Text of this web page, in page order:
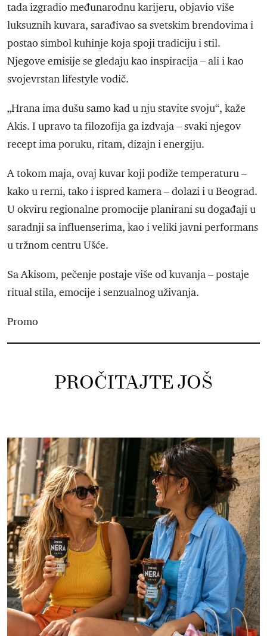
tada izgradio međunarodnu karijeru, objavio više
luksuznih kuvara, sarađivao sa svetskim brendovima i
postao simbol kuhinje koja spoji tradiciju i stil.
Njegove emisije se gledaju kao inspiracija – ali i kao
svojevrstan lifestyle vodič.
„Hrana ima dušu samo kad u nju stavite svoju“, kaže
Akis. I upravo ta filozofija ga izdvaja – svaki njegov
recept ima poruku, ritam, dizajn i energiju.
A tokom maja, ovaj kuvar koji podiže temperaturu –
kako u rerni, tako i ispred kamera – dolazi i u Beograd.
U okviru regionalne promocije planirani su događaji u
saradnji sa influenserima, kao i veliki javni performans
u tržnom centru Ušće.
Sa Akisom, pečenje postaje više od kuvanja – postaje
ritual stila, emocije i senzualnog uživanja.
Promo
PROČITAJTE JOŠ